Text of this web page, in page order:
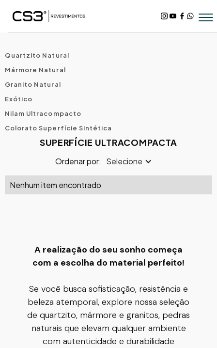
Quartzito Natural
Mármore Natural
Granito Natural
Exótico
Nilam Ultracompacto
Colorato Superfície Sintética
SUPERFÍCIE ULTRACOMPACTA
Ordenar por: Selecione
Nenhum item encontrado
A realização do seu sonho começa
com a escolha do material perfeito!
Se você busca sofisticação, resistência e
beleza atemporal, explore nossa seleção
de quartzito, mármore e granitos, pedras
naturais que elevam qualquer ambiente
com autenticidade e durabilidade